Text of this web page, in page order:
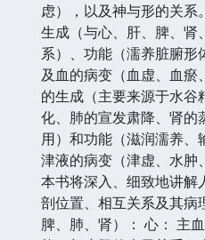
虑），以及神与形的关系
生成（与心、肝、脾、肾
系）、功能（濡养脏腑形
及血的病变（血虚、血瘀
的生成（主要来源于水谷
化、肺的宣发肃降、肾的
用）和功能（滋润濡养、
津液的病变（津虚、水肿
本书将深入、细致地讲解
剖位置、相互关系及其病
脾、肺、肾）： 心： 主